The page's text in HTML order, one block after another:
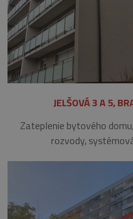
JELŠOVÁ 3 A 5,
Zateplenie bytového
rozvody,